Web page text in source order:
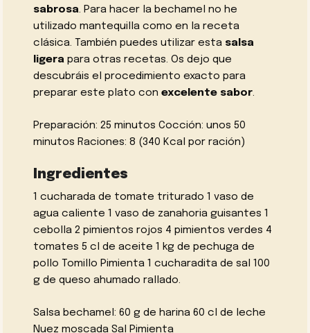
sabrosa. Para hacer la bechamel no he
utilizado mantequilla como en la receta
clásica. También puedes utilizar esta salsa
ligera para otras recetas. Os dejo que
descubráis el procedimiento exacto para
preparar este plato conexcelente sabor.
Preparación: 25 minutos Cocción: unos 50
minutos Raciones: 8 (340 Kcal por ración)
Ingredientes
1 cucharada de tomate triturado 1 vaso de
agua caliente 1 vaso de zanahoria guisantes 1
cebolla 2 pimientos rojos 4 pimientos verdes 4
tomates 5 cl de aceite 1 kg de pechuga de
pollo Tomillo Pimienta 1 cucharadita de sal 100
g de queso ahumado rallado.
Salsa bechamel: 60 g de harina 60 cl de leche
Nuez moscada Sal Pimienta